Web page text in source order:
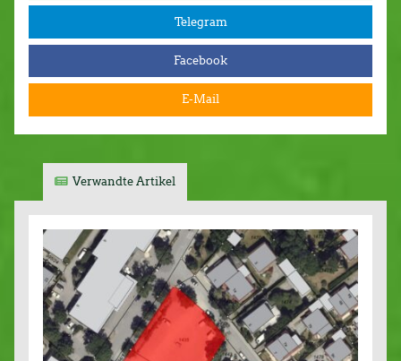
Telegram
Facebook
E-Mail
Verwandte Artikel